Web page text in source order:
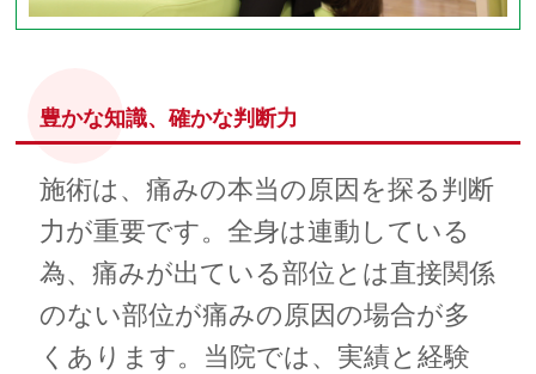
豊かな知識、確かな判断力
施術は、痛みの本当の原因を探る判断
力が重要です。全身は連動している
為、痛みが出ている部位とは直接関係
のない部位が痛みの原因の場合が多
くあります。当院では、実績と経験